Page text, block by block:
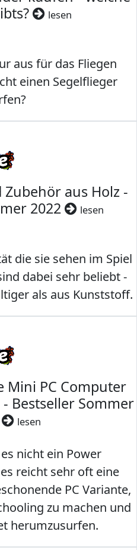
lesen
aus für das Fliegen
einen Segelflieger
aus Holz -
2022
lesen
die sie sehen im Spiel
dabei sehr beliebt -
als aus Kunststoff.
Mini PC Computer
Bestseller Sommer
lesen
nicht ein Power
reicht sehr oft eine
PC Variante,
zu machen und
herumzusurfen.